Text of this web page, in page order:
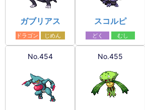
ガブリアス
ドラゴン じめん
スコルピ
どく むし
No.454 No.455